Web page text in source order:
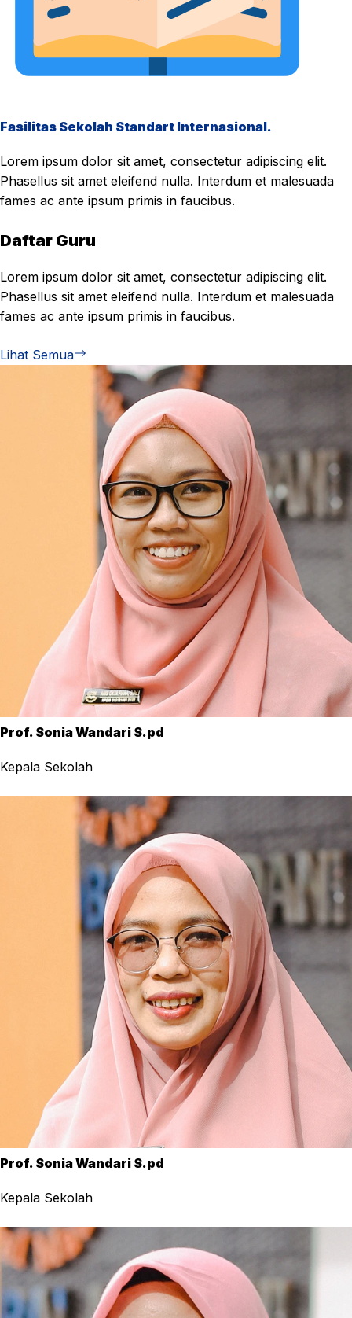
Fasilitas Sekolah Standart Internasional.
Lorem ipsum dolor sit amet, consectetur adipiscing elit.
Phasellus sit amet eleifend nulla. Interdum et malesuada
fames ac ante ipsum primis in faucibus.
Daftar Guru
Lorem ipsum dolor sit amet, consectetur adipiscing elit.
Phasellus sit amet eleifend nulla. Interdum et malesuada
fames ac ante ipsum primis in faucibus.
Lihat Semua
Prof. Sonia Wandari S.pd
Kepala Sekolah
Prof. Sonia Wandari S.pd
Kepala Sekolah